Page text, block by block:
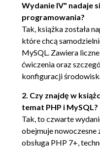
Wybór edytora
Adobe
PDT
Zend
Wybór firmy
Podsumowanie (62)
Rozdział 3. Podstawy
Umieszczanie
Wydanie IV" nadaje
programowania?
Tak, książka została
które chcą
MySQL. Zawiera
ćwiczenia oraz
konfiguracji
2. Czy znajdę w
temat PHP i MySQL?
Tak, to czwarte
obejmuje nowoczesne
obsługa PHP 7+,